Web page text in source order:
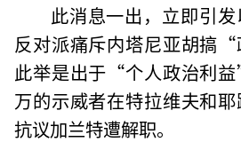
此消息一出，立即引发
反对派痛斥内塔尼亚胡搞
此举是出于“个人政治利
万的示威者在特拉维夫和耶
抗议加兰特遭解职。